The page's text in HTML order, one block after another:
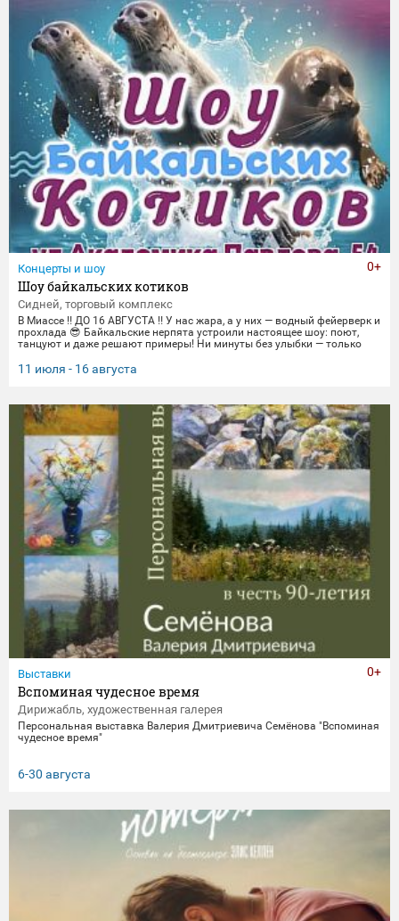
портреты фронто
Концерты и шоу
Шоу байкальских котиков
Сидней, торговый комплекс
В Миассе ‼️ ДО 16 АВГУСТА ‼️ У нас жара, а у них — водный фейерверк и
прохлада 😎 Байкальские нерпята устроили настоящее шоу: поют,
танцуют и даже решают примеры! Ни минуты без улыбки — только
позитивом вместе с нами! 🌊 График представлений: Со среды по
пятницу 14:00, 16:00,18:30 Суббота и воскресенье
11 июля - 16 августа
0+
Выставки
Вспоминая чудесное время
Дирижабль, художественная галерея
Персональная выставка Валерия Дмитриевича Семёнова "Вспоминая
чудесное время"
6-30 августа
0+